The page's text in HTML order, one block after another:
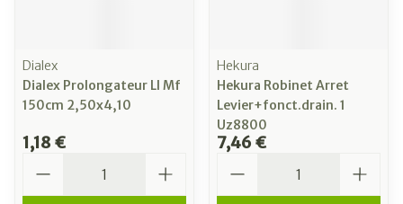
Dialex
Dialex Prolongateur Ll Mf
150cm 2,50x4,10
1,18 €
Hekura
Hekura Robinet Arret
Levier+fonct.drain. 1
Uz8800
7,46 €